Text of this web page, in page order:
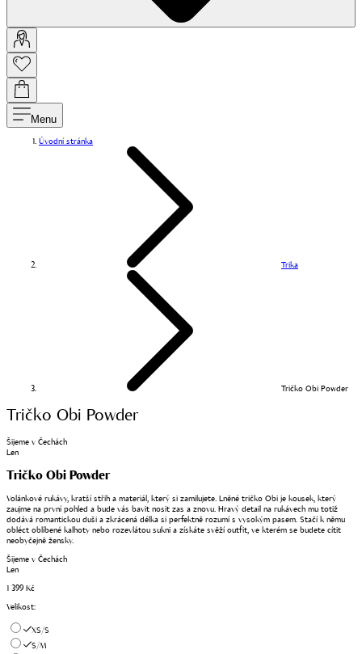
Menu
Úvodní stránka
Trika
Tričko Obi Powder
Tričko Obi Powder
Šijeme v Čechách
Len
Tričko Obi Powder
Volánkové rukávy, kratší střih a materiál, který si zamilujete. Lněné tričko Obi je kousek, který
zaujme na první pohled a bude vás bavit nosit zas a znovu. Hravý detail na rukávech mu totiž
dodává romantickou duši a zkrácená délka si perfektně rozumí s vysokým pasem. Stačí k němu
obléct oblíbené kalhoty nebo rozevlátou sukni a získáte svěží outfit, ve kterém se budete cítit
neobyčejně žensky.
Šijeme v Čechách
Len
1 399 Kč
Velikost:
XS/S
S/M